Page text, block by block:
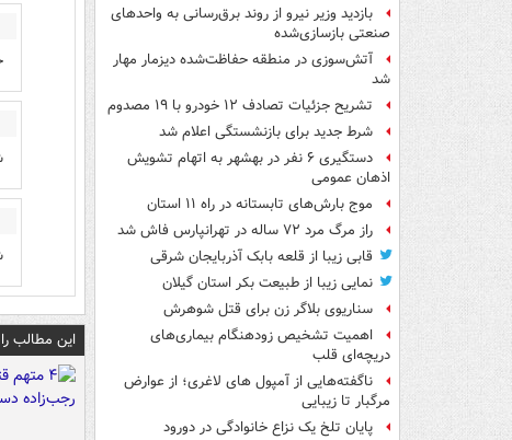
بازدید وزیر نیرو از روند برق‌رسانی به واحدهای
صنعتی بازسازی‌شده
آتش‌سوزی در منطقه حفاظت‌شده دیزمار مهار
شد
تشریح جزئیات تصادف ۱۲ خودرو با ۱۹ مصدوم
شرط جدید برای بازنشستگی اعلام شد
دستگیری ۶ نفر در بهشهر به اتهام تشویش
اذهان عمومی
موج بارش‌های تابستانه در راه ۱۱ استان
راز مرگ مرد ۷۲ ساله در تهرانپارس فاش شد
قابی زیبا از قلعه بابک آذربایجان شرقی
نمایی زیبا از طبیعت بکر استان گیلان
سناریوی بلاگر زن برای قتل شوهرش
اهمیت تشخیص زودهنگام بیماری‌های
دریچه‌ای قلب
ناگفته‌هایی از آمپول های لاغری؛ از عوارض
مرگبار تا زیبایی
پایان تلخ یک نزاع خانوادگی در دورود
این مطالب